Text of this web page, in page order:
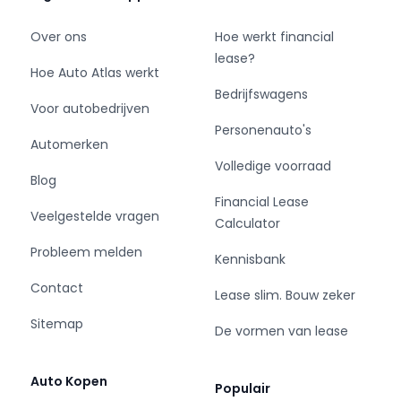
Overige
- Anti doorSlip Regeling
- Elektronisch Stabiliteits Programma
Zeer mooie Renault Master Lang en Hoog
bouwjaar 18-05-2018
Airco side bars , geheel betimmerd el.ramen
Over ons
Hoe Auto Atlas werkt
Voor autobedrijven
Automerken
Blog
Veelgestelde vragen
Probleem melden
Contact
Sitemap
Auto Kopen
Hoe werkt financial
lease?
Bedrijfswagens
Personenauto's
Volledige voorraad
Financial Lease
Calculator
Kennisbank
Lease slim. Bouw zeker
De vormen van lease
Populair